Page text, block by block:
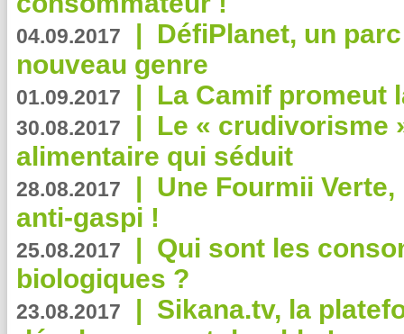
04.09.2017 | DéfiPlanet, un
nouveau genre
01.09.2017 | La Camif promeut
30.08.2017 | Le « crudivorisme
alimentaire qui séduit
28.08.2017 | Une Fourmii
anti-gaspi !
25.08.2017 | Qui sont les
biologiques ?
23.08.2017 | Sikana.tv, la